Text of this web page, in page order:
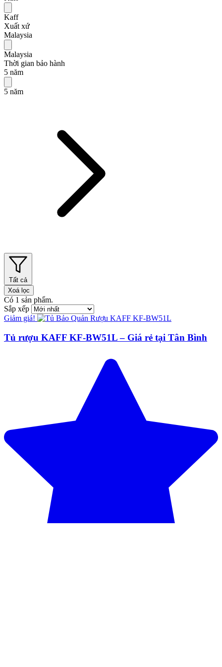
Kaff
Xuất xứ
Malaysia
Malaysia
Thời gian bảo hành
5 năm
5 năm
Tất cả
Xoá lọc
Có 1 sản phẩm.
Sắp xếp
Giảm giá!
Tủ rượu KAFF KF-BW51L – Giá rẻ tại Tân Bình